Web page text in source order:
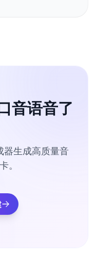
音语音了
器生成高质量音
。